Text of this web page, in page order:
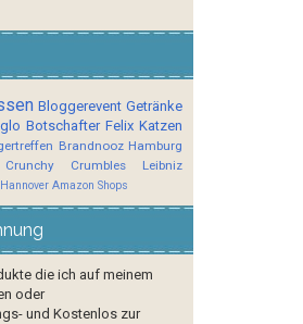
Bloggerevent Getränke
Botschafter Felix Katzen
Brandnooz Hamburg
Crumbles Leibniz
Amazon Shops
die ich auf meinem
oder
und Kostenlos zur